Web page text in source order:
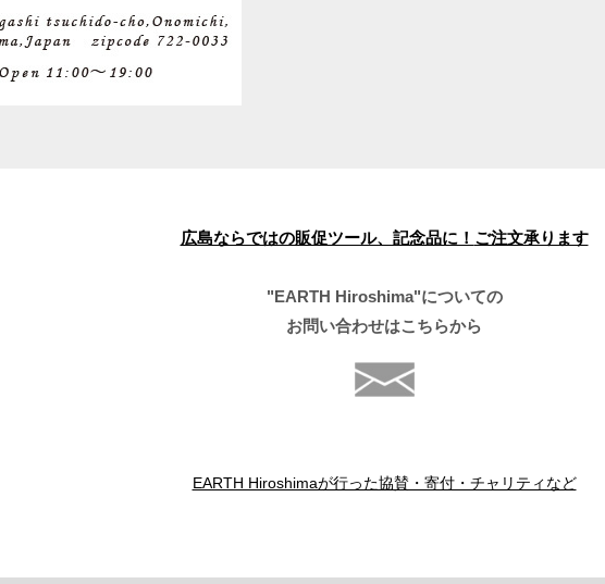
広島ならではの販促ツール、記念品に！ ご注文承ります
"EARTH Hiroshima"についての
お問い合わせはこちらから
EARTH Hiroshimaが行った協賛・寄付・チャリティなど